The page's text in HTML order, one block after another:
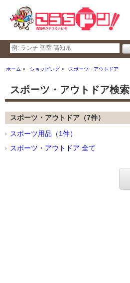
ホーム ショッピング スポーツ・アウトドア
スポーツ・アウトドア検索
スポーツ・アウトドア（7件）
スポーツ用品（1件）
スポーツ・アウトドア 全て